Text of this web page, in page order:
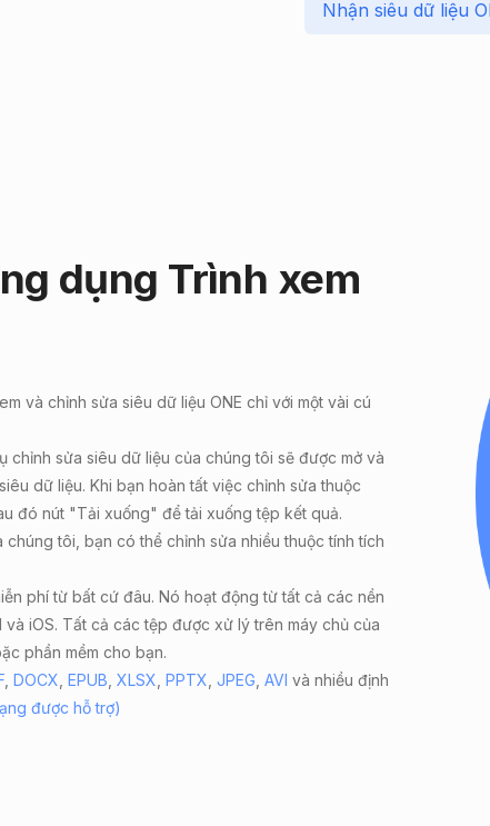
Nhận siêu dữ liệu
dụng Trình xem
và chỉnh sửa siêu dữ liệu ONE chỉ với một vài cú
chỉnh sửa siêu dữ liệu của chúng tôi sẽ được mở và
dữ liệu. Khi bạn hoàn tất việc chỉnh sửa thuộc
đó nút "Tải xuống" để tải xuống tệp kết quả.
tôi, bạn có thể chỉnh sửa nhiều thuộc tính tích
phí từ bất cứ đâu. Nó hoạt động từ tất cả các nền
iOS. Tất cả các tệp được xử lý trên máy chủ của
phần mềm cho bạn.
DOCX EPUB XLSX PPTX JPEG AVI và nhiều định
được hỗ trợ)